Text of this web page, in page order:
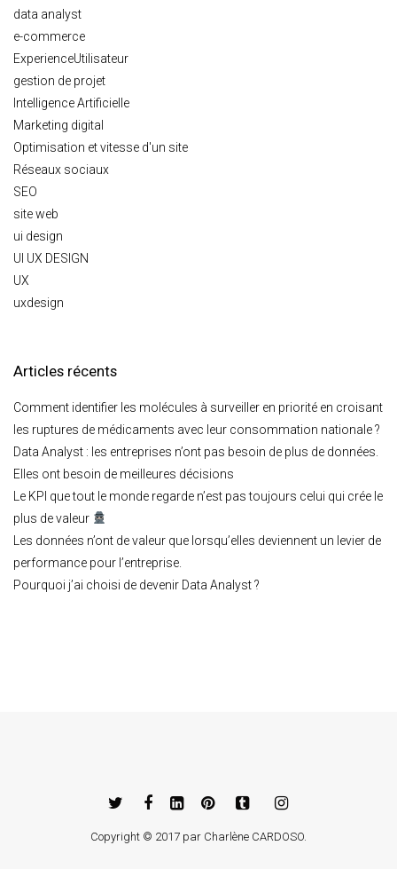
data analyst
e-commerce
ExperienceUtilisateur
gestion de projet
Intelligence Artificielle
Marketing digital
Optimisation et vitesse d'un site
Réseaux sociaux
SEO
site web
ui design
UI UX DESIGN
UX
uxdesign
Articles récents
Comment identifier les molécules à surveiller en priorité en croisant
les ruptures de médicaments avec leur consommation nationale ?
Data Analyst : les entreprises n’ont pas besoin de plus de données.
Elles ont besoin de meilleures décisions
Le KPI que tout le monde regarde n’est pas toujours celui qui crée le
plus de valeur
Les données n’ont de valeur que lorsqu’elles deviennent un levier de
performance pour l’entreprise.
Pourquoi j’ai choisi de devenir Data Analyst ?
Copyright © 2017 par Charlène CARDOSO